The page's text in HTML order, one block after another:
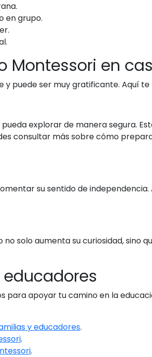
en grupo.
Montessori en
puede ser muy gratificante. Aquí
explorar de manera segura.
consultar más sobre cómo
su sentido de
no solo aumenta su curiosidad,
para apoyar tu camino en la
y educadores.
.
.